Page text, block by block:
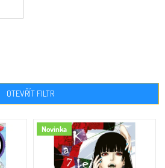
OTEVŘÍT FILTR
Novinka